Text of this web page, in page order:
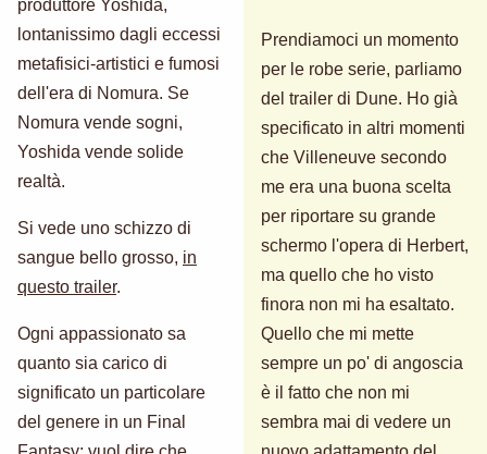
produttore Yoshida,
lontanissimo dagli eccessi
metafisici-artistici e fumosi
dell'era di Nomura. Se
Nomura vende sogni,
Yoshida vende solide
realtà.
Si vede uno schizzo di
sangue bello grosso, in
questo trailer.
Ogni appassionato sa
quanto sia carico di
significato un particolare
del genere in un Final
Prendiamoci un momento
per le robe serie, parliamo
del trailer di Dune. Ho già
specificato in altri momenti
che Villeneuve secondo
me era una buona scelta
per riportare su grande
schermo l'opera di Herbert,
ma quello che ho visto
finora non mi ha esaltato.
Quello che mi mette
sempre un po' di angoscia
è il fatto che non mi
sembra mai di vedere un